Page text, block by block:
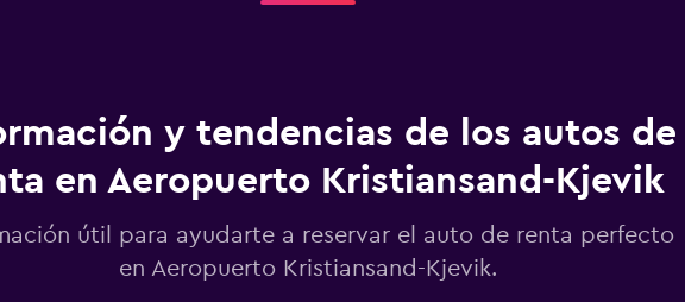
y tendencias de los autos de
en Aeropuerto Kristiansand-Kjevik
útil para ayudarte a reservar el auto de renta perfecto
en Aeropuerto Kristiansand-Kjevik.